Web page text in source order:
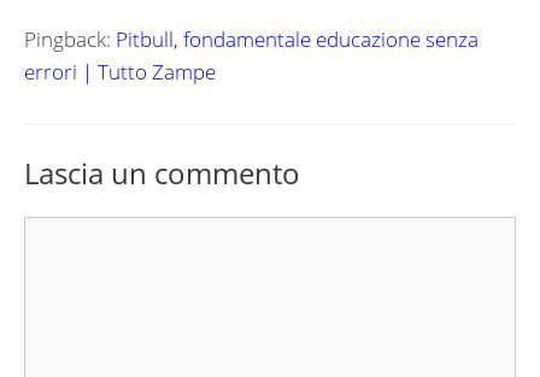
Pingback: Pitbull, fondamentale educazione senza
errori | Tutto Zampe
Lascia un commento